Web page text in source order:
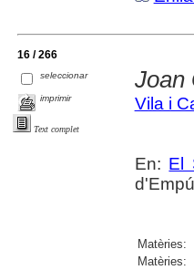
16 / 266
seleccionar
imprimir
Text complet
Joan
Vila i
En: El
Matèries:
Matèries: